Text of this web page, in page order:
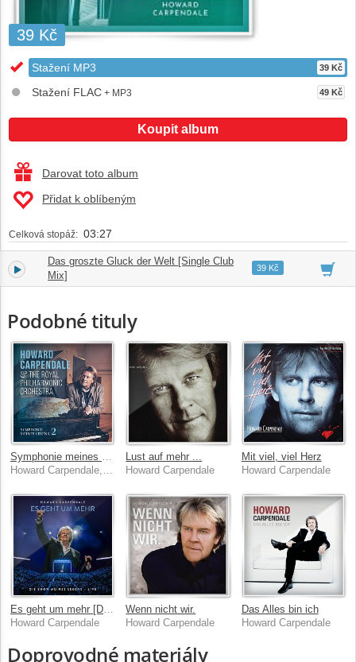
39 Kč
Stažení MP3 39 Kč
Stažení FLAC + MP3 49 Kč
Koupit album
Darovat toto album
Přidat k oblíbeným
Celková stopáž: 03:27
1.
Das groszte Gluck der Welt [Single Club
Mix]
03:2739 Kč
Podobné tituly
Lust auf mehr ...
Howard Carpendale
Mit viel, viel Herz
Howard Carpendale
Es geht um mehr [Die Show meines Lebens LIVE]
Howard Carpendale
Wenn nicht wir.
Howard Carpendale
Das Alles bin ich
Howard Carpendale
Doprovodné materiály